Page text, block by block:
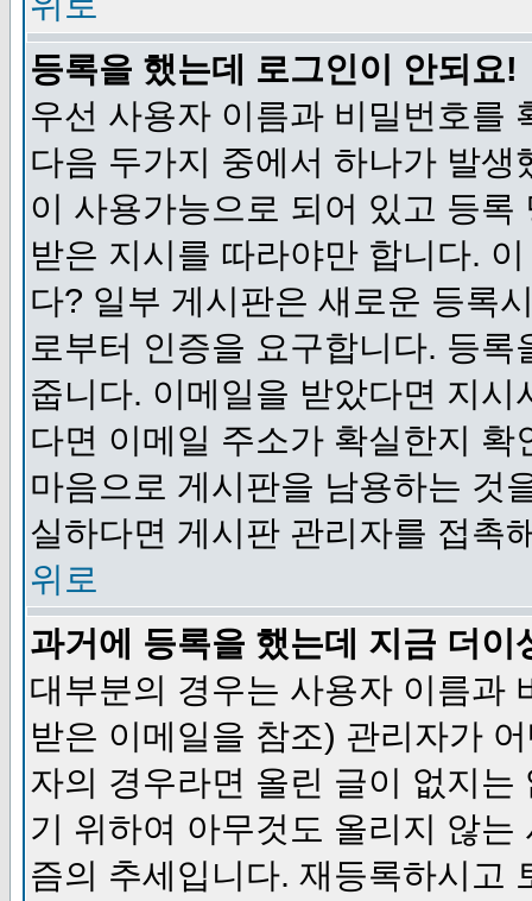
등록을 했는데 로그인이 안되요!
우선 사용자 이름과 비밀번호를
다음 두가지 중에서 하나가 발
이 사용가능으로 되어 있고 등
받은 지시를 따라야만 합니다.
다? 일부 게시판은 새로운 등록
로부터 인증을 요구합니다. 등
줍니다. 이메일을 받았다면 지
다면 이메일 주소가 확실한지
마음으로 게시판을 남용하는 것
실하다면 게시판 관리자를 접촉
위로
과거에 등록을 했는데 지금 더
대부분의 경우는 사용자 이름과
받은 이메일을 참조) 관리자가
자의 경우라면 올린 글이 없지
기 위하여 아무것도 올리지 않
즘의 추세입니다. 재등록하시고